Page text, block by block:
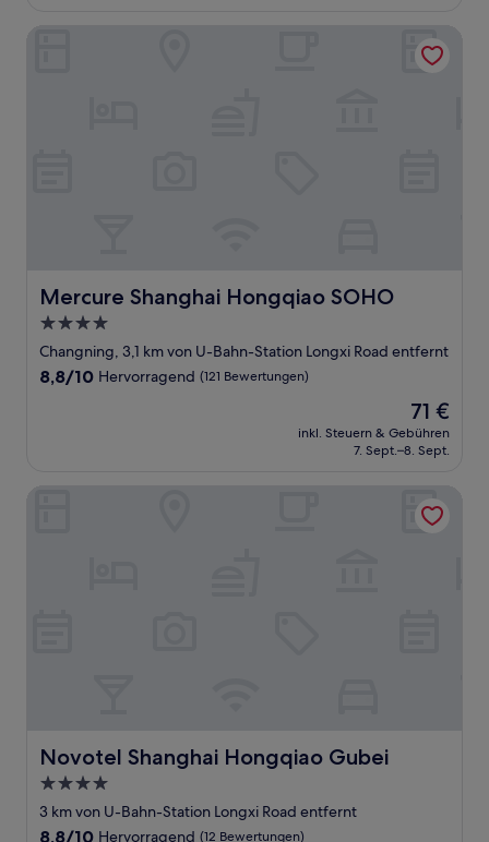
Mercure Shanghai Hongqiao SOHO
Mercure Shanghai Hongqiao SOHO
4.0-
Sterne-
Unterkunft
Changning, 3,1 km von U-Bahn-Station Longxi Road entfernt
8.8
8,8/10 Hervorragend (121 Bewertungen)
Der
Preis
beträgt
71 €
inkl. Steuern & Gebühren
7. Sept.–8. Sept.
Novotel Shanghai Hongqiao Gubei
Novotel Shanghai Hongqiao Gubei
4.0-
Sterne-
Unterkunft
3 km von U-Bahn-Station Longxi Road entfernt
8.8
8,8/10 Hervorragend (12 Bewertungen)